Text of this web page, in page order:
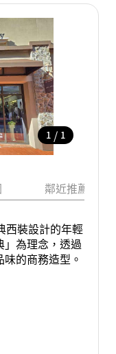
1 / 1
鄰近推薦景點
西裝設計的年輕
」為理念，透過
的商務造型。